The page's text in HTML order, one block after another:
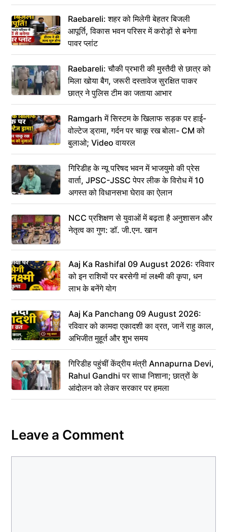
Raebareli: शहर को मिलेगी बेहतर बिजली
आपूर्ति, विकास भवन परिसर में करोड़ों से बनेगा
पावर प्लांट
Raebareli: चौकी प्रभारी की मुस्तैदी से छात्र को
मिला खोया बैग, जरूरी दस्तावेज सुरक्षित पाकर
छात्र ने पुलिस टीम का जताया आभार
Ramgarh में सिस्टम के खिलाफ सड़क पर हाई-
वोल्टेज ड्रामा, गर्दन पर चाकू रख बोला- CM को
बुलाओ; Video वायरल
गिरिडीह के न्यू परिषद भवन में भाजयुमो की प्रेस
वार्ता, JPSC-JSSC पेपर लीक के विरोध में 10
अगस्त को विधानसभा घेराव का ऐलान
NCC प्रशिक्षण से युवाओं में बढ़ता है अनुशासन और
नेतृत्व का गुण: डॉ. जी.एन. खान
Aaj Ka Rashifal 09 August 2026: रविवार
को इन राशियों पर बरसेगी मां लक्ष्मी की कृपा, धन
लाभ के बनेंगे योग
Aaj Ka Panchang 09 August 2026:
रविवार को कामदा एकादशी का व्रत, जानें राहु काल,
अभिजीत मुहूर्त और शुभ समय
गिरिडीह पहुंचीं केंद्रीय मंत्री Annapurna Devi,
Rahul Gandhi पर साधा निशाना; छात्रों के
आंदोलन को लेकर सरकार पर हमला
Leave a Comment